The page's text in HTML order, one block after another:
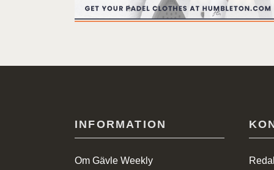
INFORMATION
Om Gävle Weekly